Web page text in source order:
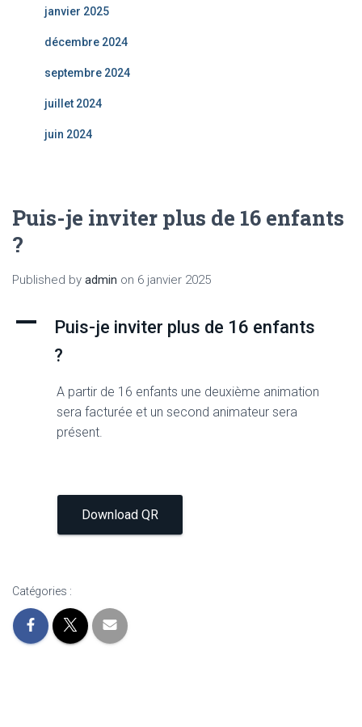
janvier 2025
décembre 2024
septembre 2024
juillet 2024
juin 2024
Puis-je inviter plus de 16 enfants
?
Published by admin on 6 janvier 2025
A
Puis-je inviter plus de 16 enfants
?
A partir de 16 enfants une deuxième animation
sera facturée et un second animateur sera
présent.
Download QR
Catégories :